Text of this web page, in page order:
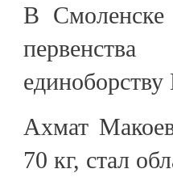
В Смоленске
Ахмат
70 кг, стал